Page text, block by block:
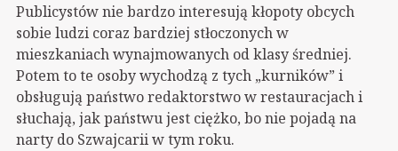
Publicystów nie bardzo interesują kłopoty obcych
sobie ludzi coraz bardziej stłoczonych w
mieszkaniach wynajmowanych od klasy średniej.
Potem to te osoby wychodzą z tych „kurników” i
obsługują państwo redaktorstwo w restauracjach i
słuchają, jak państwu jest ciężko, bo nie pojadą na
narty do Szwajcarii w tym roku.